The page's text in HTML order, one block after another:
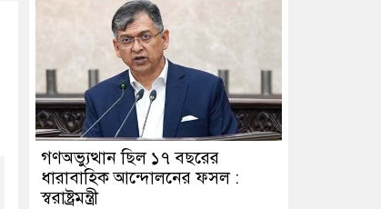
গণঅভ্যুত্থান ছিল ১৭ বছরের
ধারাবাহিক আন্দোলনের ফসল :
স্বরাষ্ট্রমন্ত্রী